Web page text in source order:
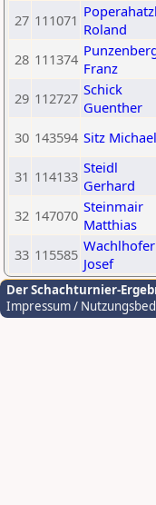
27 111071 Roland
28 111374 Franz
29 112727 Schick
Guenther
30 143594 Sitz Michael
31 114133 Steidl
Gerhard
32 147070 Steinmair
Matthias
33 115585 Wachlhofer
Josef
Der Schachturnier-
Impressum /